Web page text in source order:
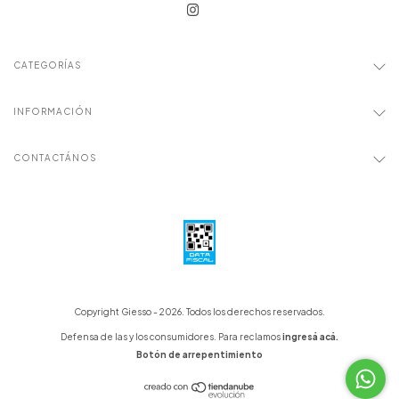
CATEGORÍAS
INFORMACIÓN
CONTACTÁNOS
Copyright Giesso - 2026. Todos los derechos reservados.
Defensa de las y los consumidores. Para reclamosingresá acá.
Botón de arrepentimiento